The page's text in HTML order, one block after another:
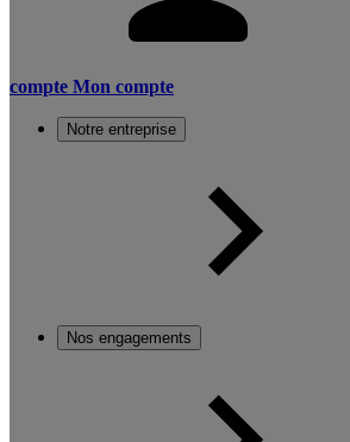
compte Mon compte
Notre entreprise
Nos engagements